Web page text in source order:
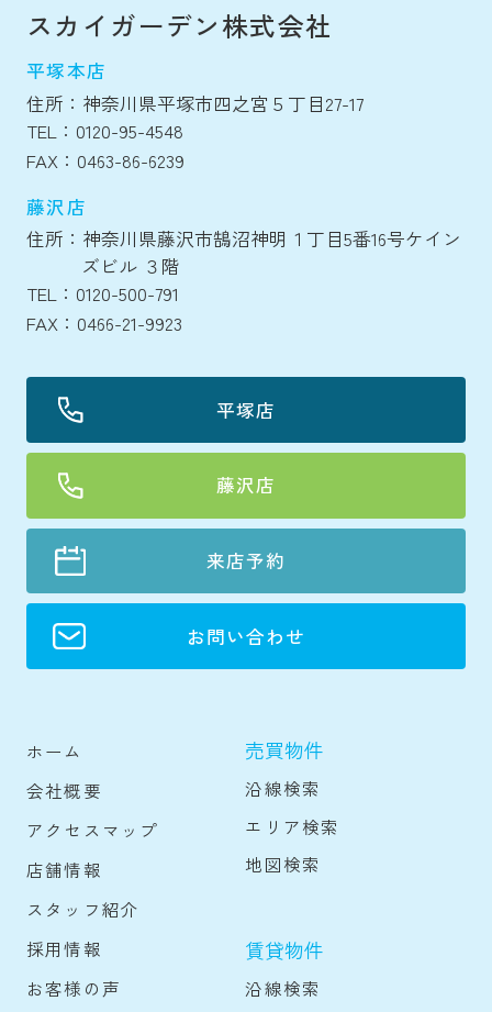
スカイガーデン株式会社
平塚本店
住所：神奈川県平塚市四之宮５丁目27-17
TEL：0120-95-4548
FAX：0463-86-6239
藤沢店
住所：神奈川県藤沢市鵠沼神明１丁目5番16号ケイン
ズビル ３階
TEL：0120-500-791
FAX：0466-21-9923
平塚店
藤沢店
来店予約
お問い合わせ
ホーム
会社概要
アクセスマップ
店舗情報
スタッフ紹介
採用情報
お客様の声
売買物件
沿線検索
エリア検索
地図検索
賃貸物件
沿線検索